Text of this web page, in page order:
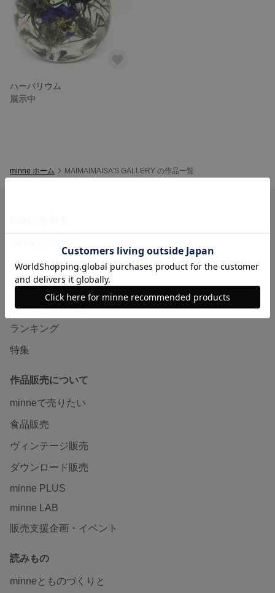
ハーバリウム
展示中
minne ホーム MAIMAIMAISA'S GALLERY の作品一覧
minneで買いたい
作品をさがす
ショップをさがす
ランキング
特集
作品販売について
minneで売りたい
食品販売
ヴィンテージ販売
ダウンロード販売
minne PLUS
minne LAB
販売支援企画・イベント
読みもの
minneとものづくりと